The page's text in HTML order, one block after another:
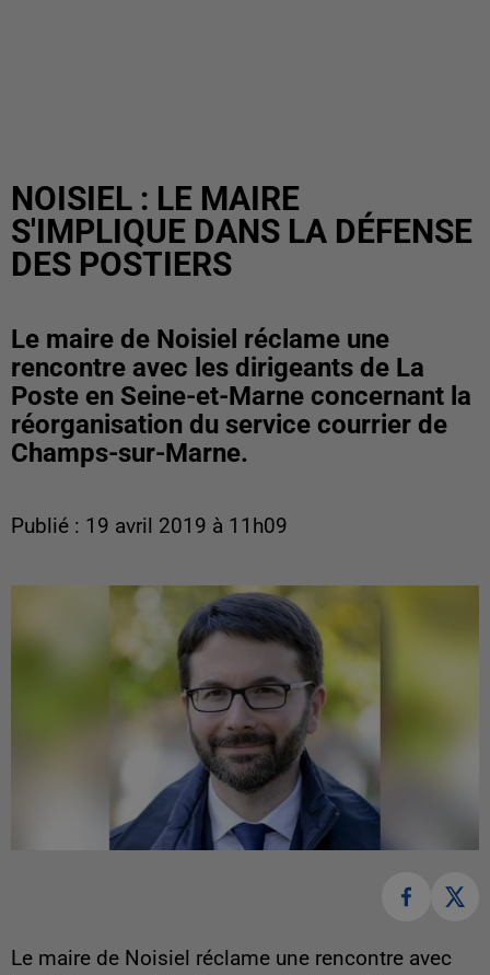
NOISIEL : LE MAIRE
S'IMPLIQUE DANS LA DÉFENSE
DES POSTIERS
Le maire de Noisiel réclame une
rencontre avec les dirigeants de La
Poste en Seine-et-Marne concernant la
réorganisation du service courrier de
Champs-sur-Marne.
Publié : 19 avril 2019 à 11h09
Le maire de Noisiel réclame une rencontre avec